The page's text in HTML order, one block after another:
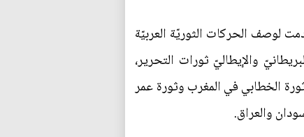
لوصف الحركات الثوريّة العربيّة
والإيطاليّ ثورات التحرير،
الخطابي في المغرب وثورة عمر
والعراق.